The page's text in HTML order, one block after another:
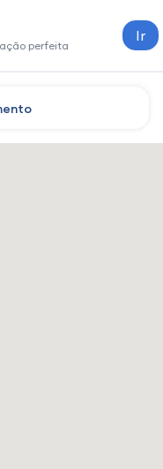
perfeita
Ir